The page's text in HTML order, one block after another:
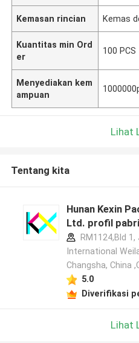
Kemasan rincian Kemas
Kuantitas min Ord
er
100 PCS
Menyediakan kem
ampuan
Lihat
Tentang kita
Hunan Kexin
Ltd. profil
RM1124,Bld 1,
International
Changsha, China
5.0
Diverifikasi
Lihat